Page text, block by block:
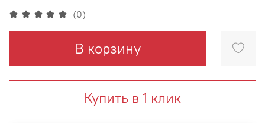
(0)
В корзину
Купить в 1 клик